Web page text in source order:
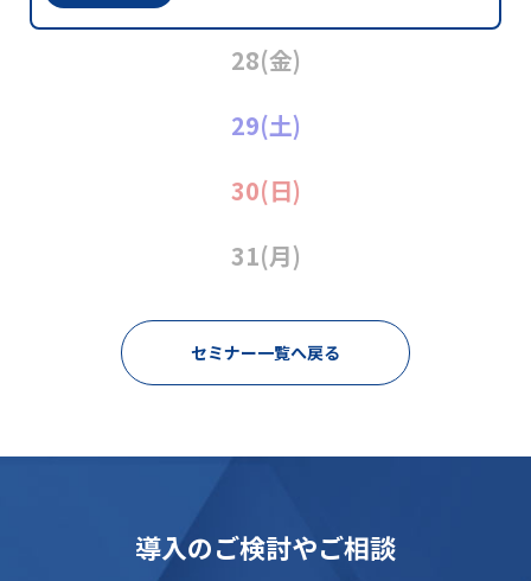
28(金)
29(土)
30(日)
31(月)
セミナー一覧へ戻る
導入のご検討やご相談